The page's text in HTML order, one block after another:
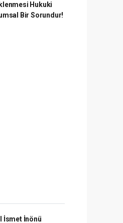
Hukuki
Bir Sorundur!
İsmet İnönü